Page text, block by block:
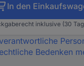
In den
inklusive (30
Bedenken